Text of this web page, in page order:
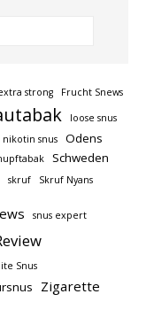
strong Frucht Snews
loose snus
nikotin snus Odens
Schweden
skruf Skruf Nyans
snus expert
Snus
Zigarette